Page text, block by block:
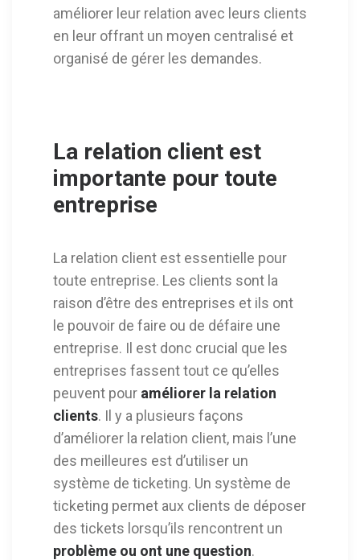
améliorer leur relation avec leurs clients
en leur offrant un moyen centralisé et
organisé de gérer les demandes.
La relation client est
importante pour toute
entreprise
La relation client est essentielle pour
toute entreprise. Les clients sont la
raison d’être des entreprises et ils ont
le pouvoir de faire ou de défaire une
entreprise. Il est donc crucial que les
entreprises fassent tout ce qu’elles
peuvent pour améliorer la relation
clients. Il y a plusieurs façons
d’améliorer la relation client, mais l’une
des meilleures est d’utiliser un
système de ticketing. Un système de
ticketing permet aux clients de déposer
des tickets lorsqu’ils rencontrent un
problème ou ont une question.